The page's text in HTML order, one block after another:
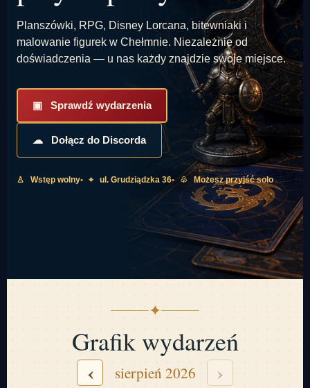
Planszówki, RPG, Disney Lorcana, bitewniaki i
malowanie figurek w Chełmnie. Niezależnie od
doświadczenia — u nas każdy znajdzie swoje miejsce.
▣ Sprawdź wydarzenia
☁ Dołącz do Discorda
♙ Wstęp wolny ⌖ ul. Grudziądzka 36 ♧ Możesz przyjść solo
✦
Grafik wydarzeń
‹ sierpień 2026 ›